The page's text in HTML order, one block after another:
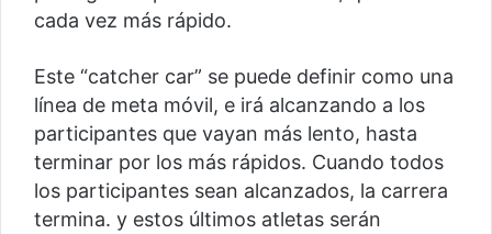
cada vez más rápido.
Este “catcher car” se puede definir como una
línea de meta móvil, e irá alcanzando a los
participantes que vayan más lento, hasta
terminar por los más rápidos. Cuando todos
los participantes sean alcanzados, la carrera
termina. y estos últimos atletas serán